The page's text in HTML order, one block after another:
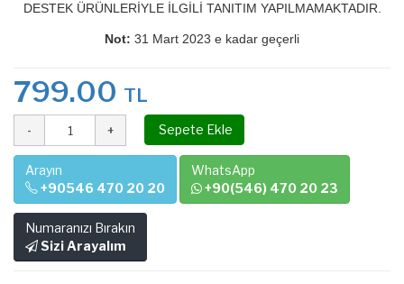
DESTEK ÜRÜNLERİYLE İLGİLİ TANITIM YAPILMAMAKTADIR.
Not: 31 Mart 2023 e kadar geçerli
799.00 TL
Sepete Ekle
Arayın
+90546 470 20 20
WhatsApp
+90(546) 470 20 23
Numaranızı Bırakın
Sizi Arayalım